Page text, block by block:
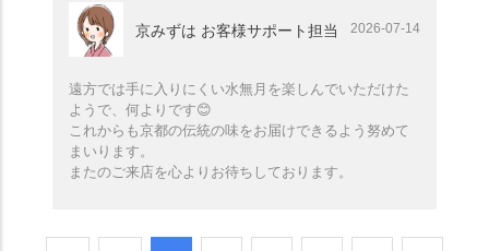
京みずは お客様サポート担当 2026-07-14
遠方では手に入りにくい水無月を楽しんでいただけた
ようで、何よりです😊
これからも京都の伝統の味をお届けできるよう努めて
まいります。
またのご来店を心よりお待ちしております。